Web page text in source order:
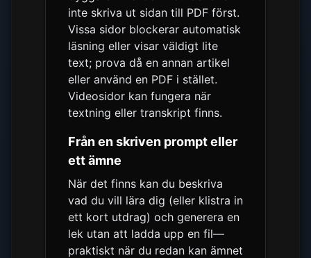
inte skriva ut sidan till PDF först.
Vissa sidor blockerar automatisk
läsning eller visar väldigt lite
text; prova då en annan artikel
eller använd en PDF i stället.
Videosidor kan fungera när
textning eller transkript finns.
Från en skriven prompt eller
ett ämne
När det finns kan du beskriva
vad du vill lära dig (eller klistra in
ett kort utdrag) och generera en
lek utan att ladda upp en fil—
praktiskt när du redan kan ämnet